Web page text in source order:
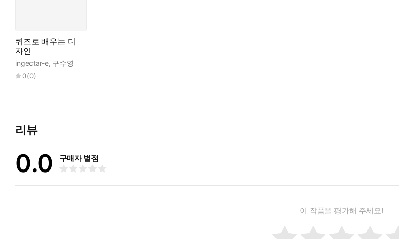
퀴즈로 배우는 디
자인
ingectar-e, 구수영
0(0)
리뷰
0.0 구매자 별점
이 작품을 평가해 주세요!